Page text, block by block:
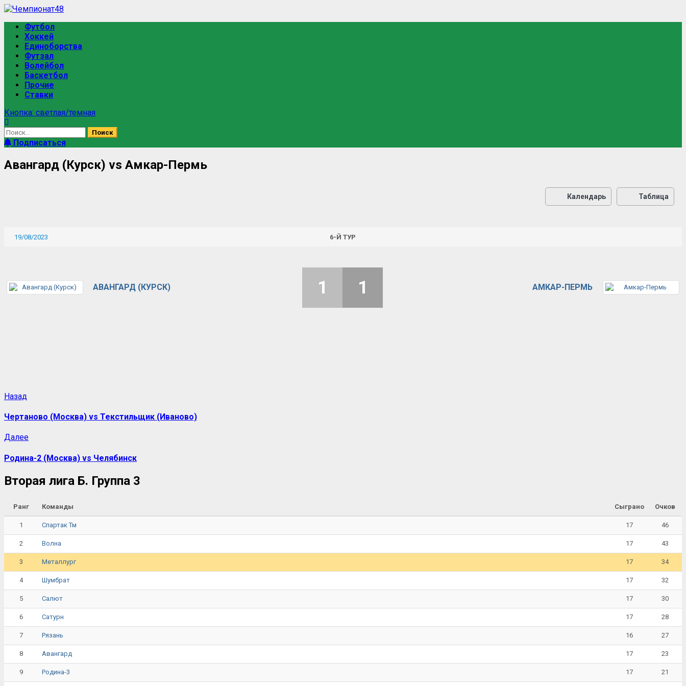
Футбол
Хоккей
Единоборства
Футзал
Волейбол
Баскетбол
Прочие
Ставки
Кнопка: светлая/темная
Подписаться
Авангард (Курск) vs Амкар-Пермь
Календарь Таблица
19/08/2023 6-Й ТУР
АВАНГАРД (КУРСК) АМКАР-ПЕРМЬ
1 1
Назад
Чертаново (Москва) vs Текстильщик (Иваново)
Далее
Родина-2 (Москва) vs Челябинск
Вторая лига Б. Группа 3
Ранг Команды Сыграно Очков
1 Спартак Тм 17 46
2 Волна 17 43
3 Металлург 17 34
4 Шумбрат 17 32
5 Салют 17 30
6 Сатурн 17 28
7 Рязань 16 27
8 Авангард 17 23
9 Родина-3 17 21